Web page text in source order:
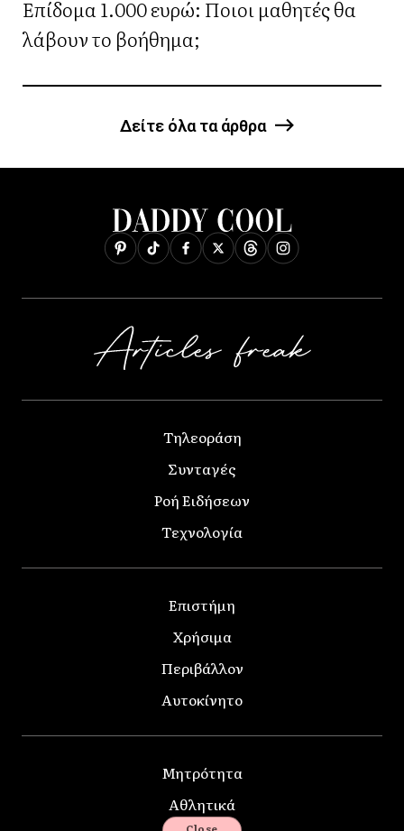
Επίδομα 1.000 ευρώ: Ποιοι μαθητές θα
λάβουν το βοήθημα;
Δείτε όλα τα άρθρα
Τηλεοράση
Συνταγές
Ροή Ειδήσεων
Τεχνολογία
Επιστήμη
Χρήσιμα
Περιβάλλον
Αυτοκίνητο
Μητρότητα
Αθλητικά